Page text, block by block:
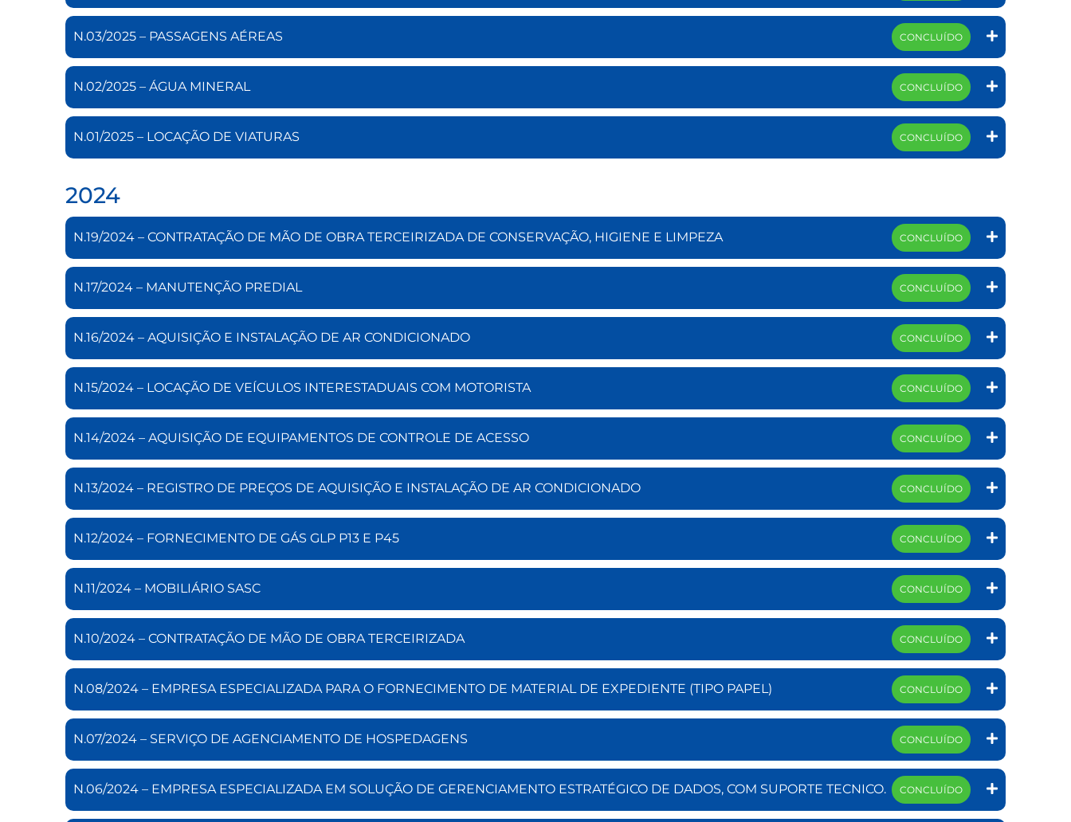
N.03/2025 – PASSAGENS AÉREAS CONCLUÍDO
N.02/2025 – ÁGUA MINERAL CONCLUÍDO
N.01/2025 – LOCAÇÃO DE VIATURAS CONCLUÍDO
2024
N.19/2024 – CONTRATAÇÃO DE MÃO DE OBRA TERCEIRIZADA DE CONSERVAÇÃO, HIGIENE E LIMPEZA CONCLUÍDO
N.17/2024 – MANUTENÇÃO PREDIAL CONCLUÍDO
N.16/2024 – AQUISIÇÃO E INSTALAÇÃO DE AR CONDICIONADO CONCLUÍDO
N.15/2024 – LOCAÇÃO DE VEÍCULOS INTERESTADUAIS COM MOTORISTA CONCLUÍDO
N.14/2024 – AQUISIÇÃO DE EQUIPAMENTOS DE CONTROLE DE ACESSO CONCLUÍDO
N.13/2024 – REGISTRO DE PREÇOS DE AQUISIÇÃO E INSTALAÇÃO DE AR CONDICIONADO CONCLUÍDO
N.12/2024 – FORNECIMENTO DE GÁS GLP P13 E P45 CONCLUÍDO
N.11/2024 – MOBILIÁRIO SASC CONCLUÍDO
N.10/2024 – CONTRATAÇÃO DE MÃO DE OBRA TERCEIRIZADA CONCLUÍDO
N.08/2024 – EMPRESA ESPECIALIZADA PARA O FORNECIMENTO DE MATERIAL DE EXPEDIENTE (TIPO PAPEL) CONCLUÍDO
N.07/2024 – SERVIÇO DE AGENCIAMENTO DE HOSPEDAGENS CONCLUÍDO
N.06/2024 – EMPRESA ESPECIALIZADA EM SOLUÇÃO DE GERENCIAMENTO ESTRATÉGICO DE DADOS, COM SUPORTE TECNICO. CONCLUÍDO